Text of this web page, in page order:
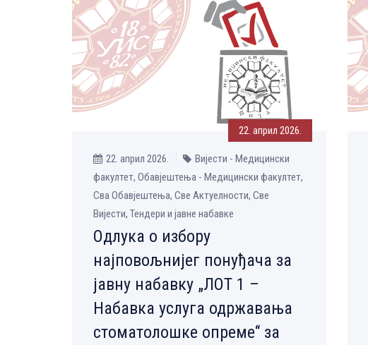
22. април 2026.
22. април 2026.
Вијести - Медицински
факултет, Обавјештења - Медицински факултет,
Сва Обавјештења, Све Aктуелности, Све
Вијести, Тендери и јавне набавке
Одлука о избору
најповољнијег понуђача за
јавну набавку „ЛОТ 1 –
Набавка услуга одржавања
стоматолошке опреме“ за